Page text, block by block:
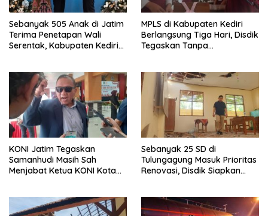
Sebanyak 505 Anak di Jatim
Terima Penetapan Wali
Serentak, Kabupaten Kediri
MPLS di Kabupaten Kediri
Berlangsung Tiga Hari, Disdik
Tegaskan Tanpa
KONI Jatim Tegaskan
Samanhudi Masih Sah
Menjabat Ketua KONI Kota
Sebanyak 25 SD di
Tulungagung Masuk Prioritas
Renovasi, Disdik Siapkan